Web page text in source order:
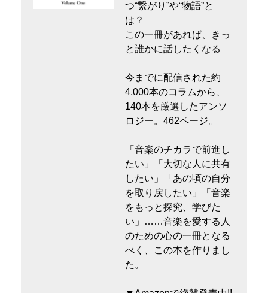
つ“繋がり”や“物語”と
は？
この一冊があれば、きっ
と誰かに話したくなる
今までに配信された約
4,000本のコラムから、
140本を厳選したアンソ
ロジー。462ページ。
「音楽のチカラで前進し
たい」「大切な人に共有
したい」「あの頃の自分
を取り戻したい」「音楽
をもっと探究、学びた
い」……音楽を愛する人
のための心の一冊となる
べく、この本を作りまし
た。